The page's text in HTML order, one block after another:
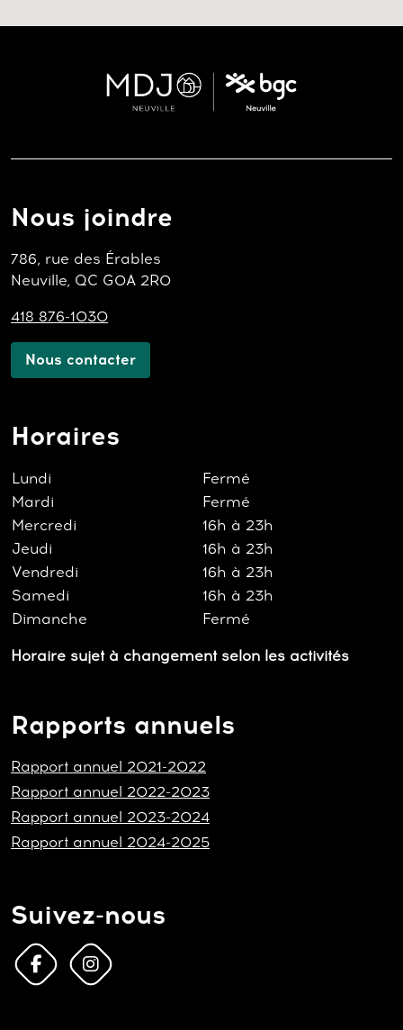
Nous joindre
786, rue des Érables
Neuville, QC G0A 2R0
418 876-1030
Nous contacter
Horaires
Lundi
Fermé
Mardi
Fermé
Mercredi
16h à 23h
Jeudi
16h à 23h
Vendredi
16h à 23h
Samedi
16h à 23h
Dimanche
Fermé
Horaire sujet à changement selon les activités
Rapports annuels
Rapport annuel 2021-2022
Rapport annuel 2022-2023
Rapport annuel 2023-2024
Rapport annuel 2024-2025
Suivez-nous